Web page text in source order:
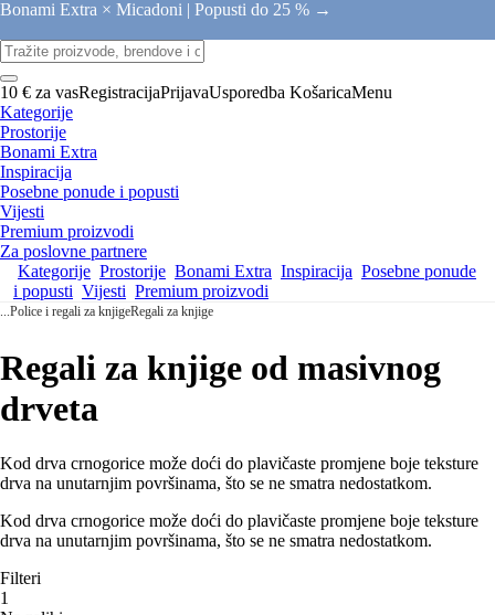
Bonami Extra × Micadoni | Popusti do 25 % →
10 € za vasRegistracijaPrijavaUsporedba KošaricaMenu
Kategorije
Prostorije
Bonami Extra
Inspiracija
Posebne ponude i popusti
Vijesti
Premium proizvodi
Za poslovne partnere
Kategorije Prostorije Bonami Extra Inspiracija Posebne ponude
i popusti Vijesti Premium proizvodi
...Police i regali za knjigeRegali za knjige
Regali za knjige od masivnog
drveta
Kod drva crnogorice može doći do plavičaste promjene boje teksture
drva na unutarnjim površinama, što se ne smatra nedostatkom.
Kod drva crnogorice može doći do plavičaste promjene boje teksture
drva na unutarnjim površinama, što se ne smatra nedostatkom.
Filteri
1